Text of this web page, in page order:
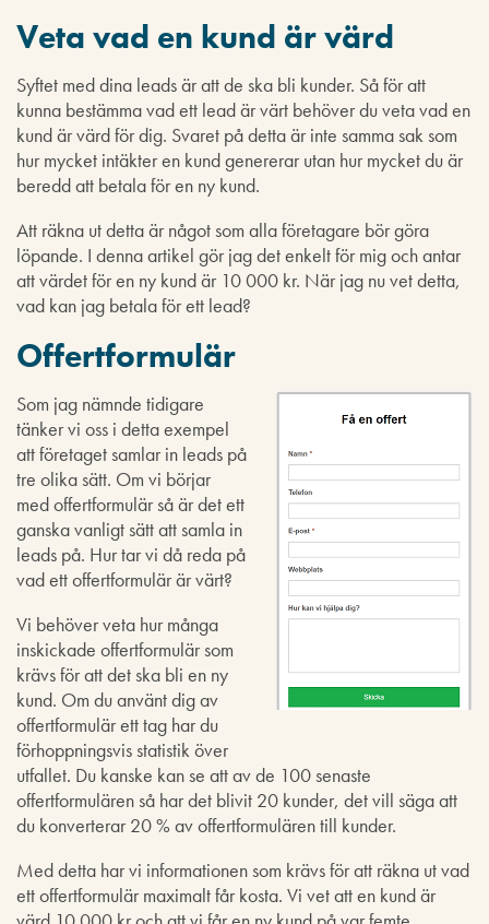
Veta vad en kund är värd
Syftet med dina leads är att de ska bli kunder. Så för att
kunna bestämma vad ett lead är värt behöver du veta vad en
kund är värd för dig. Svaret på detta är inte samma sak som
hur mycket intäkter en kund genererar utan hur mycket du är
beredd att betala för en ny kund.
Att räkna ut detta är något som alla företagare bör göra
löpande. I denna artikel gör jag det enkelt för mig och antar
att värdet för en ny kund är 10 000 kr. När jag nu vet detta,
vad kan jag betala för ett lead?
Offertformulär
Som jag nämnde tidigare
tänker vi oss i detta exempel
att företaget samlar in leads på
tre olika sätt. Om vi börjar
med offertformulär så är det ett
ganska vanligt sätt att samla in
leads på. Hur tar vi då reda på
vad ett offertformulär är värt?
Vi behöver veta hur många
inskickade offertformulär som
krävs för att det ska bli en ny
kund. Om du använt dig av
offertformulär ett tag har du
förhoppningsvis statistik över
utfallet. Du kanske kan se att av de 100 senaste
offertformulären så har det blivit 20 kunder, det vill säga att
du konverterar 20 % av offertformulären till kunder.
Med detta har vi informationen som krävs för att räkna ut vad
ett offertformulär maximalt får kosta. Vi vet att en kund är